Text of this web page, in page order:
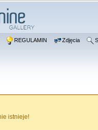
REGULAMIN Zdjęcia
istnieje!